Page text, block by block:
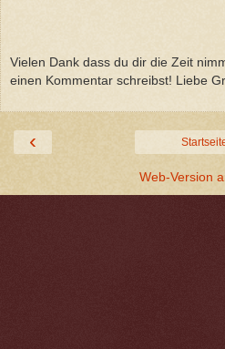
Vielen Dank dass du dir die Zeit
einen Kommentar schreibst! Liebe
‹
Web-Version